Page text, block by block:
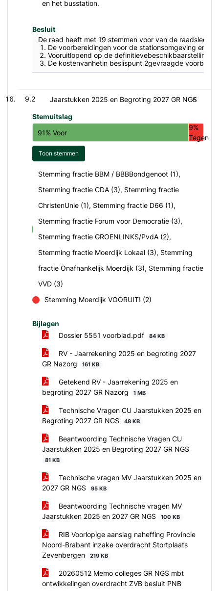
en het busstation.
Besluit
De raad heeft met 19 stemmen voor van de
De voorbereidingen voor de stationsomgeving en
Vooruitlopend op de definitievebeschikbaarstelling
De kostenvanhetin beslispunt 2gevraagde
9.2 Jaarstukken 2025 en Begroting 2027 GR NGS
Stemuitslag
91% Voor
9%
Tegen
Toon stemmen
voor
Stemming fractie BBM / BBBBondgenoot (1),
Stemming fractie CDA (3), Stemming fractie
ChristenUnie (1), Stemming fractie D66 (1),
Stemming fractie Forum voor Democratie (3),
Stemming fractie GROENLINKS/PvdA (2),
Stemming fractie Moerdijk Lokaal (3), Stemming
fractie Onafhankelijk Moerdijk (3), Stemming fractie
VVD (3)
Stemming Moerdijk VOORUIT! (2)
Bijlagen
Dossier 5551 voorblad.pdf
84 KB
RV - Jaarrekening 2025 en begroting 2027
GR Nazorg
161 KB
Getekend RV - Jaarrekening 2025 en
begroting 2027 GR Nazorg
1 MB
Technische Vragen CU Jaarstukken 2025 en
Begroting 2027 GR NGS
48 KB
Beantwoording Technische Vragen CU
Jaarstukken 2025 en Begroting 2027 GR NGS
81 KB
Technische vragen MV Jaarstukken 2025 en
2027 GR NGS
95 KB
Beantwoording Technische vragen MV
Jaarstukken 2025 en 2027 GR NGS
100 KB
RIB Voorlopige aanslag naheffing Provincie
Noord-Brabant inzake overdracht Stortplaats
Zevenbergen
219 KB
20260512 Memo colleges GR NGS mbt
ontwikkelingen overdracht ZVB besluit PNB